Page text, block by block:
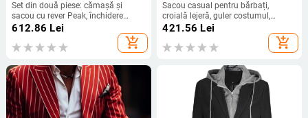
Set din două piese: cămașă și
sacou cu rever Peak, închidere
frontală cu nasturi, croială Slim,
material din bumbac-amestec cu
poliester
612.86 Lei
add_shopping_cart
Sacou casual pentru bărbați,
croială lejeră, guler costumul,
nasturi într-un rând, țesătură din
primăvară-toamnă
421.56 Lei
add_shopping_cart